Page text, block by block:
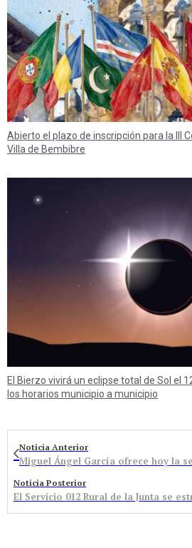
Abierto el plazo de inscripción para la III
Villa de Bembibre
El Bierzo vivirá un eclipse total de Sol el
los horarios municipio a municipio
Noticia Anterior
Noticia Posterior